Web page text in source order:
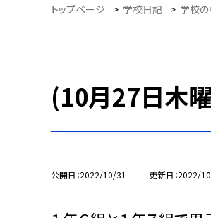
トップページ > 学校日記 > 学校の
(10月27日木
公開日 2022/10/31 更新日 2022/